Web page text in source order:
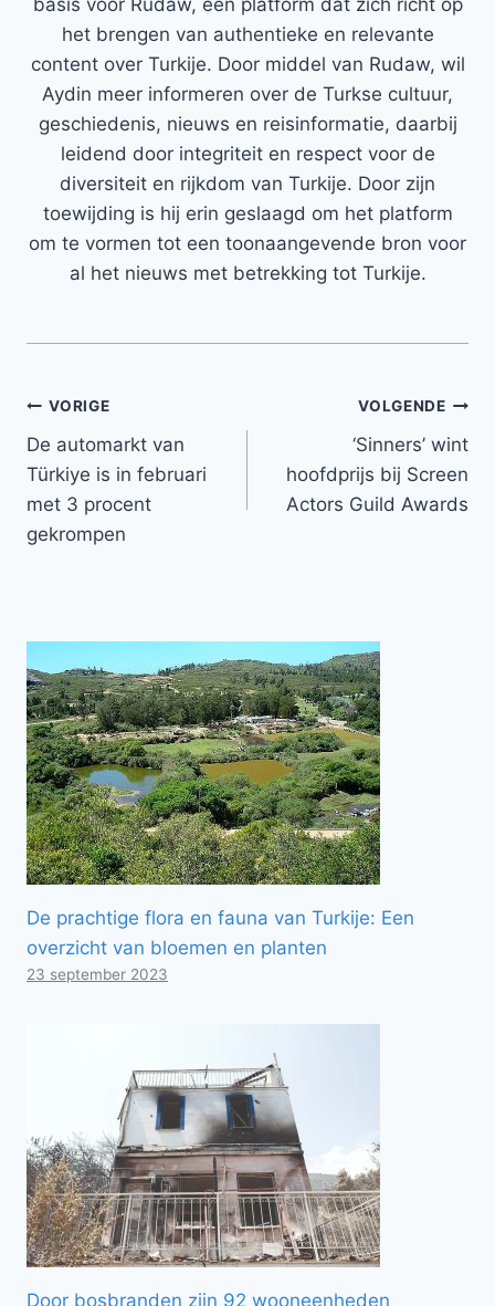
het brengen van authentieke en relevante
content over Turkije. Door middel van Rudaw, wil
Aydin meer informeren over de Turkse cultuur,
geschiedenis, nieuws en reisinformatie, daarbij
leidend door integriteit en respect voor de
diversiteit en rijkdom van Turkije. Door zijn
toewijding is hij erin geslaagd om het platform
om te vormen tot een toonaangevende bron voor
al het nieuws met betrekking tot Turkije.
Bericht
navigatie
VORIGE
De automarkt van
Türkiye is in februari
met 3 procent
gekrompen
VOLGENDE
‘Sinners’ wint
hoofdprijs bij Screen
Actors Guild Awards
De prachtige flora en fauna van Turkije: Een
overzicht van bloemen en planten
23 september 2023
Door bosbranden zijn 92 wooneenheden